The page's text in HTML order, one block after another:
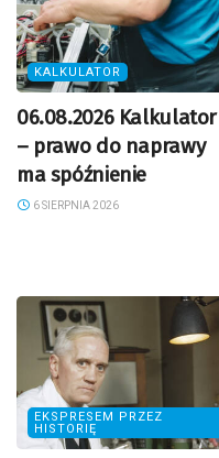
KALKULATOR
06.08.2026 Kalkulator
– prawo do naprawy
ma spóźnienie
6 SIERPNIA 2026
EKSPRESEM PRZEZ
HISTORIĘ